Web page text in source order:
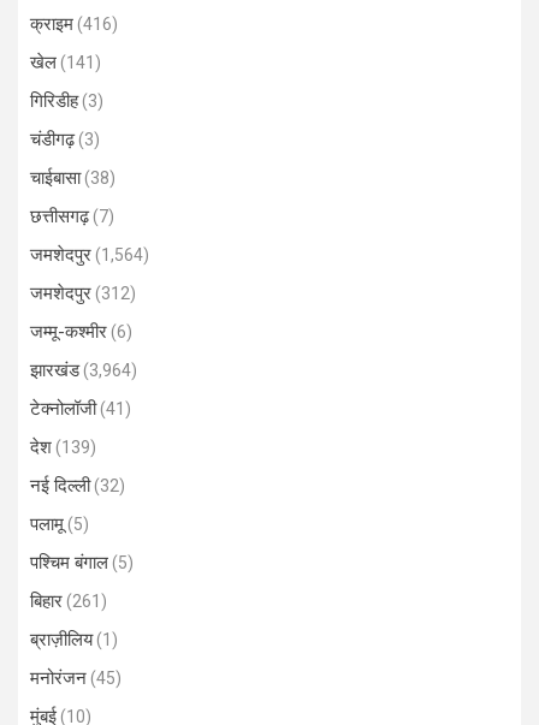
क्राइम(416)
खेल(141)
गिरिडीह(3)
चंडीगढ़(3)
चाईबासा(38)
छत्तीसगढ़(7)
जमशेदपुर(1,564)
जमशेदपुर(312)
जम्मू-कश्मीर(6)
झारखंड(3,964)
टेक्नोलॉजी(41)
देश(139)
नई दिल्ली(32)
पलामू(5)
पश्चिम बंगाल(5)
बिहार(261)
ब्राज़ीलिय(1)
मनोरंजन(45)
मुंबई(10)